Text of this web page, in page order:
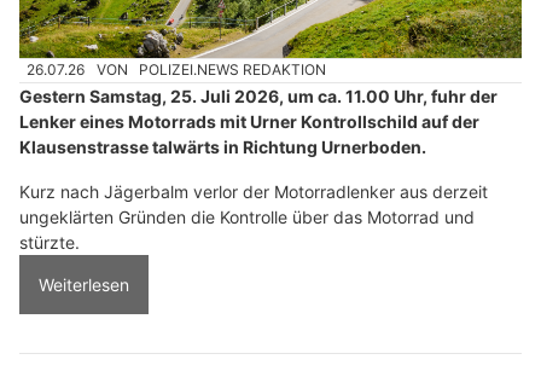
26.07.26 VON POLIZEI.NEWS REDAKTION
Gestern Samstag, 25. Juli 2026, um ca. 11.00 Uhr, fuhr der
Lenker eines Motorrads mit Urner Kontrollschild auf der
Klausenstrasse talwärts in Richtung Urnerboden.
Kurz nach Jägerbalm verlor der Motorradlenker aus derzeit
ungeklärten Gründen die Kontrolle über das Motorrad und
stürzte.
Weiterlesen